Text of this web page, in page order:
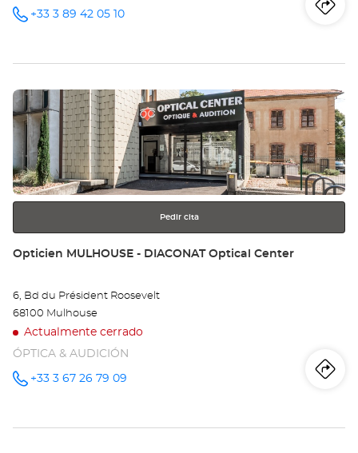
número
+33 3 89 42 05 10
a
-
ILE
Pulse
ENTER
para
obtener
más
información
Pedir cita
Tienda:
Opticien MULHOUSE - DIACONAT Optical Center
6, Bd du Président Roosevelt
68100 Mulhouse
Actualmente cerrado
ÓPTICA & AUDICIÓN
número
+33 3 67 26 79 09
a